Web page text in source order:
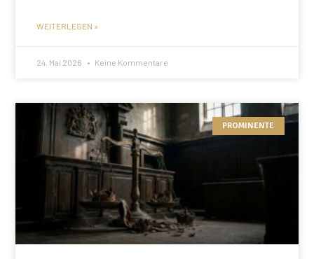
WEITERLESEN »
24. Mai 2026 Keine Kommentare
PROMINENTE